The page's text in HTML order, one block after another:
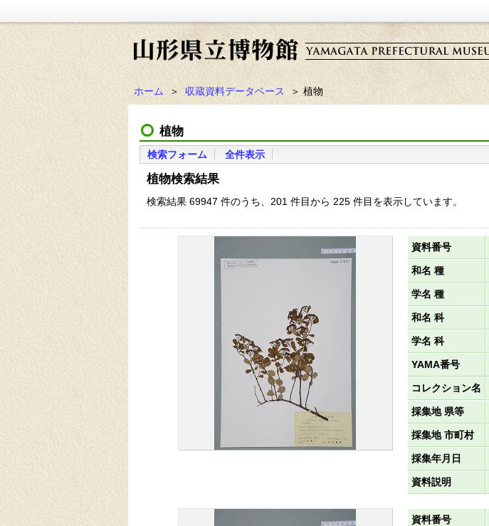
ホーム ＞ 収蔵資料データベース ＞ 植物
植物
検索フォーム 全件表示
植物検索結果
検索結果 69947 件のうち、201 件目から 225 件目を表示しています。
資料番号
和名 種
学名 種
和名 科
学名 科
YAMA番号
コレクション名
採集地 県等
採集地 市町村
採集年月日
資料説明
資料番号